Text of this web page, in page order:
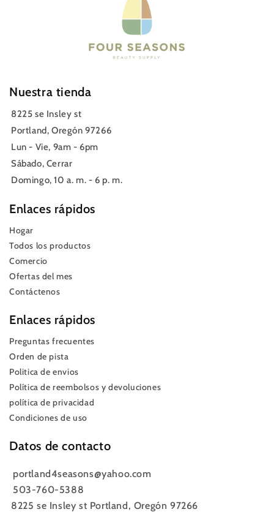
Nuestra tienda
8225 se Insley st
Portland, Oregón 97266
Lun - Vie, 9am - 6pm
Sábado, Cerrar
Domingo, 10 a. m. - 6 p. m.
Enlaces rápidos
Hogar
Todos los productos
Comercio
Ofertas del mes
Contáctenos
Enlaces rápidos
Preguntas frecuentes
Orden de pista
Politica de envios
Política de reembolsos y devoluciones
política de privacidad
Condiciones de uso
Datos de contacto
portland4seasons@yahoo.com
503-760-5388
8225 se Insley st Portland, Oregón 97266